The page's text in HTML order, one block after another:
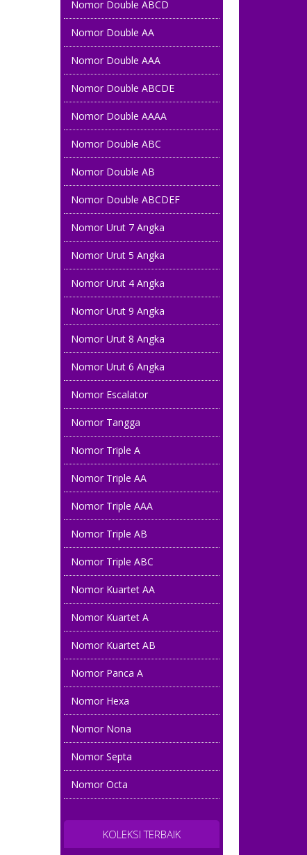
Nomor Double ABCD
Nomor Double AA
Nomor Double AAA
Nomor Double ABCDE
Nomor Double AAAA
Nomor Double ABC
Nomor Double AB
Nomor Double ABCDEF
Nomor Urut 7 Angka
Nomor Urut 5 Angka
Nomor Urut 4 Angka
Nomor Urut 9 Angka
Nomor Urut 8 Angka
Nomor Urut 6 Angka
Nomor Escalator
Nomor Tangga
Nomor Triple A
Nomor Triple AA
Nomor Triple AAA
Nomor Triple AB
Nomor Triple ABC
Nomor Kuartet AA
Nomor Kuartet A
Nomor Kuartet AB
Nomor Panca A
Nomor Hexa
Nomor Nona
Nomor Septa
Nomor Octa
KOLEKSI TERBAIK
081 22222 7575
08782 7999 899
081 323232 898
08122 805 1688
085 777777 275
0812 888 15 999
08 52203 52203
08 131313 8300
0857 1234 6789
0819 14 11 2011
08121 888 354
082 2345 78899
081 347 345677
081313 00 6868